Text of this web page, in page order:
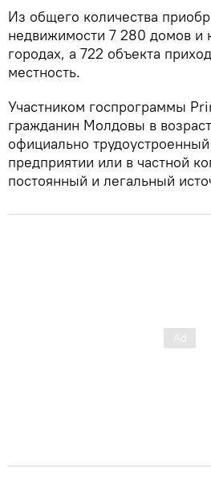
Из общего количества
недвижимости 7 280 домов и
городах, а 722 объекта
местность.
Участником госпрограммы
гражданин Молдовы в
официально
предприятии или в частной
постоянный и легальный